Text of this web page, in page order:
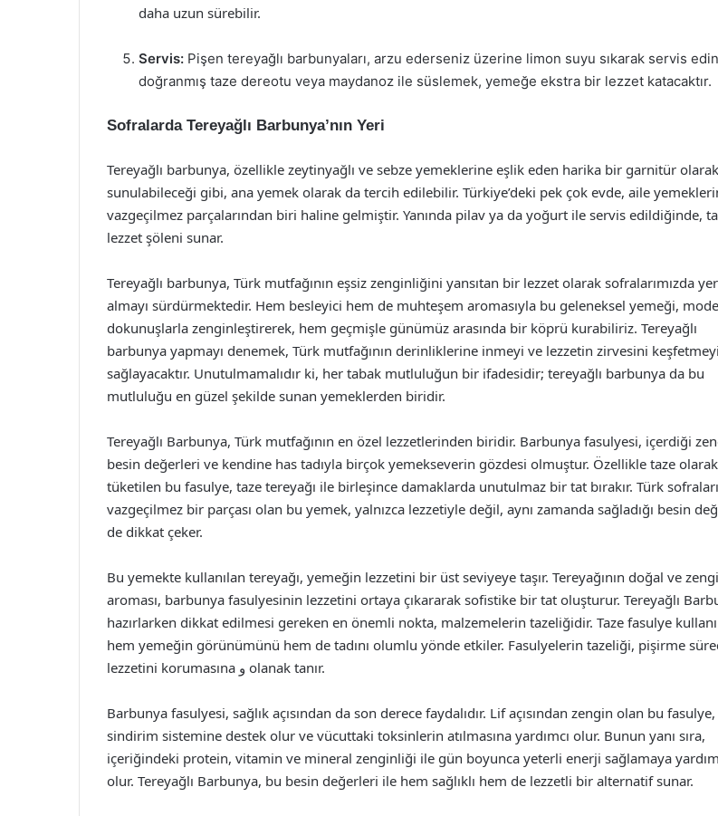
daha uzun sürebilir.
Servis: Pişen tereyağlı barbunyaları, arzu ederseniz üzerine limon suyu sıkarak servis
doğranmış taze dereotu veya maydanoz ile süslemek, yemeğe ekstra bir lezzet katacaktır.
Sofralarda Tereyağlı Barbunya’nın Yeri
Tereyağlı barbunya, özellikle zeytinyağlı ve sebze yemeklerine eşlik eden harika bir garnitür olarak
sunulabileceği gibi, ana yemek olarak da tercih edilebilir. Türkiye’deki pek çok evde, aile
vazgeçilmez parçalarından biri haline gelmiştir. Yanında pilav ya da yoğurt ile servis edildiğinde,
lezzet şöleni sunar.
Tereyağlı barbunya, Türk mutfağının eşsiz zenginliğini yansıtan bir lezzet olarak sofralarımızda yer
almayı sürdürmektedir. Hem besleyici hem de muhteşem aromasıyla bu geleneksel yemeği,
dokunuşlarla zenginleştirerek, hem geçmişle günümüz arasında bir köprü kurabiliriz. Tereyağlı
barbunya yapmayı denemek, Türk mutfağının derinliklerine inmeyi ve lezzetin zirvesini keşfetmeyi
sağlayacaktır. Unutulmamalıdır ki, her tabak mutluluğun bir ifadesidir; tereyağlı barbunya da bu
mutluluğu en güzel şekilde sunan yemeklerden biridir.
Tereyağlı Barbunya, Türk mutfağının en özel lezzetlerinden biridir. Barbunya fasulyesi, içerdiği
besin değerleri ve kendine has tadıyla birçok yemekseverin gözdesi olmuştur. Özellikle taze olarak
tüketilen bu fasulye, taze tereyağı ile birleşince damaklarda unutulmaz bir tat bırakır. Türk
vazgeçilmez bir parçası olan bu yemek, yalnızca lezzetiyle değil, aynı zamanda sağladığı besin
de dikkat çeker.
Bu yemekte kullanılan tereyağı, yemeğin lezzetini bir üst seviyeye taşır. Tereyağının doğal ve
aroması, barbunya fasulyesinin lezzetini ortaya çıkararak sofistike bir tat oluşturur. Tereyağlı
hazırlarken dikkat edilmesi gereken en önemli nokta, malzemelerin tazeliğidir. Taze fasulye
hem yemeğin görünümünü hem de tadını olumlu yönde etkiler. Fasulyelerin tazeliği, pişirme
lezzetini korumasına و olanak tanır.
Barbunya fasulyesi, sağlık açısından da son derece faydalıdır. Lif açısından zengin olan bu fasulye,
sindirim sistemine destek olur ve vücuttaki toksinlerin atılmasına yardımcı olur. Bunun yanı sıra,
içeriğindeki protein, vitamin ve mineral zenginliği ile gün boyunca yeterli enerji sağlamaya
olur. Tereyağlı Barbunya, bu besin değerleri ile hem sağlıklı hem de lezzetli bir alternatif sunar.